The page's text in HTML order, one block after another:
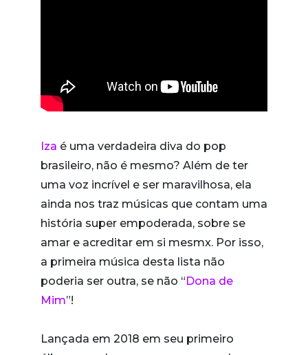
Iza é uma verdadeira diva do pop
brasileiro, não é mesmo? Além de ter
uma voz incrível e ser maravilhosa, ela
ainda nos traz músicas que contam uma
história super empoderada, sobre se
amar e acreditar em si mesmx. Por isso,
a primeira música desta lista não
poderia ser outra, se não “Dona de
Mim”!
Lançada em 2018 em seu primeiro